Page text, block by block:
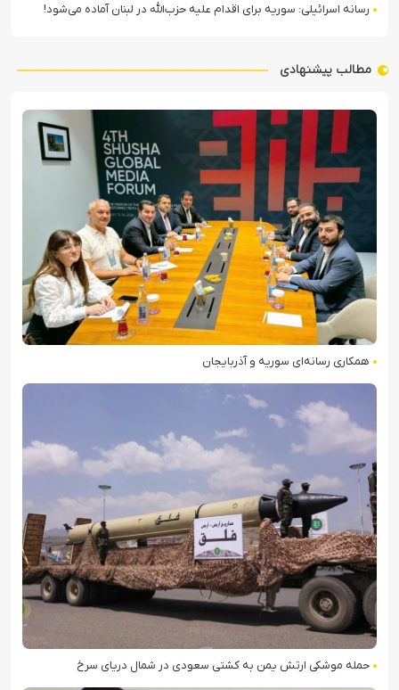
رسانه اسرائیلی: سوریه برای اقدام علیه حزب‌الله در لبنان آماده می‌شود!
مطالب پیشنهادی
همکاری رسانه‌ای سوریه و آذربایجان
حمله موشکی ارتش یمن به کشتی سعودی در شمال دریای سرخ